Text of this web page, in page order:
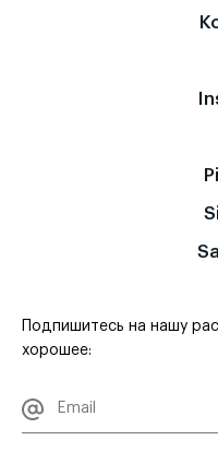
Подпишитесь на нашу
хорошее: